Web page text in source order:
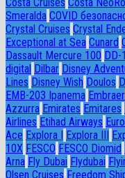
Costa Cruises Costa
Smeralda COVID
Crystal Cruises Crystal
Exceptional at Sea Cunard
Dassault Mercure 100
digital Dilbar Disney
Lines Disney Wish Doulos
EMB-203 Ipanema Embraer
Azzurra Emirates Emitares
Airlines Etihad Airways
Ace Explora I Explora III
10X FESCO FESCO Diomid
Arna Fly Dubai Flydubai
Olsen Cruises Freedom